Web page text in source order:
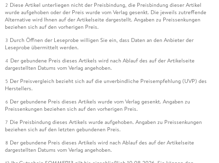
2 Diese Artikel unterliegen nicht der Preisbindung, die Preisbindung dieser Artikel
wurde aufgehoben oder der Preis wurde vom Verlag gesenkt. Die jeweils zutreffende
Alternative wird Ihnen auf der Artikelseite dargestellt. Angaben zu Preissenkungen
beziehen sich auf den vorherigen Preis.
3 Durch Öffnen der Leseprobe willigen Sie ein, dass Daten an den Anbieter der
Leseprobe übermittelt werden.
4 Der gebundene Preis dieses Artikels wird nach Ablauf des auf der Artikelseite
dargestellten Datums vom Verlag angehoben.
5 Der Preisvergleich bezieht sich auf die unverbindliche Preisempfehlung (UVP) des
Herstellers.
6 Der gebundene Preis dieses Artikels wurde vom Verlag gesenkt. Angaben zu
Preissenkungen beziehen sich auf den vorherigen Preis.
7 Die Preisbindung dieses Artikels wurde aufgehoben. Angaben zu Preissenkungen
beziehen sich auf den letzten gebundenen Preis.
8 Der gebundene Preis dieses Artikels wird nach Ablauf des auf der Artikelseite
dargestellten Datums vom Verlag angehoben.